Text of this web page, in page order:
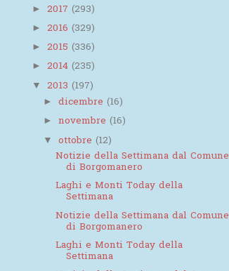
► 2017 (293)
► 2016 (329)
► 2015 (336)
► 2014 (235)
▼ 2013 (197)
►dicembre(16)
►novembre(16)
▼ottobre(12)
Notizie della Settimana dal Comune
di Borgomanero
Laghi e Monti Today della
Settimana
Notizie della Settimana dal Comune
di Borgomanero
Laghi e Monti Today della
Settimana